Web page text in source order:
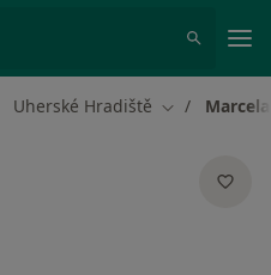
Uherské Hradiště Změna města